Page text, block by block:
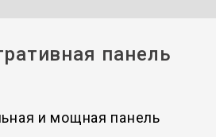
панель
и мощная панель